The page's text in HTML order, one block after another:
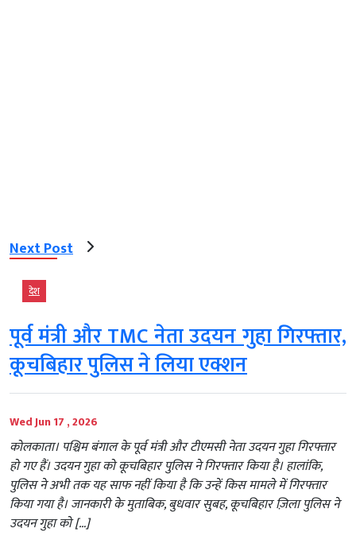
Next Post
देश
पूर्व मंत्री और TMC नेता उदयन गुहा गिरफ्तार,
कूचबिहार पुलिस ने लिया एक्शन
Wed Jun 17 , 2026
कोलकाता। पश्चिम बंगाल के पूर्व मंत्री और टीएमसी नेता उदयन गुहा गिरफ्तार
हो गए हैं। उदयन गुहा को कूचबिहार पुलिस ने गिरफ्तार किया है। हालांकि,
पुलिस ने अभी तक यह साफ नहीं किया है कि उन्हें किस मामले में गिरफ्तार
किया गया है। जानकारी के मुताबिक, बुधवार सुबह, कूचबिहार ज़िला पुलिस ने
उदयन गुहा को […]